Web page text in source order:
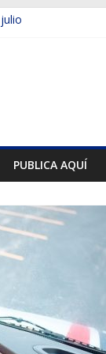
PUBLICA AQUÍ